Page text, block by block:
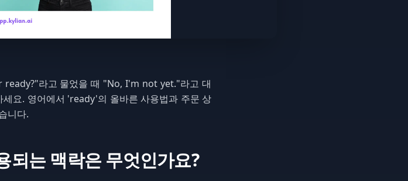
라고 물었을 때 "No, I'm not yet."라고 대
요. 영어에서 'ready'의 올바른 사용법과 주문 상
니다.
는 맥락은 무엇인가요?